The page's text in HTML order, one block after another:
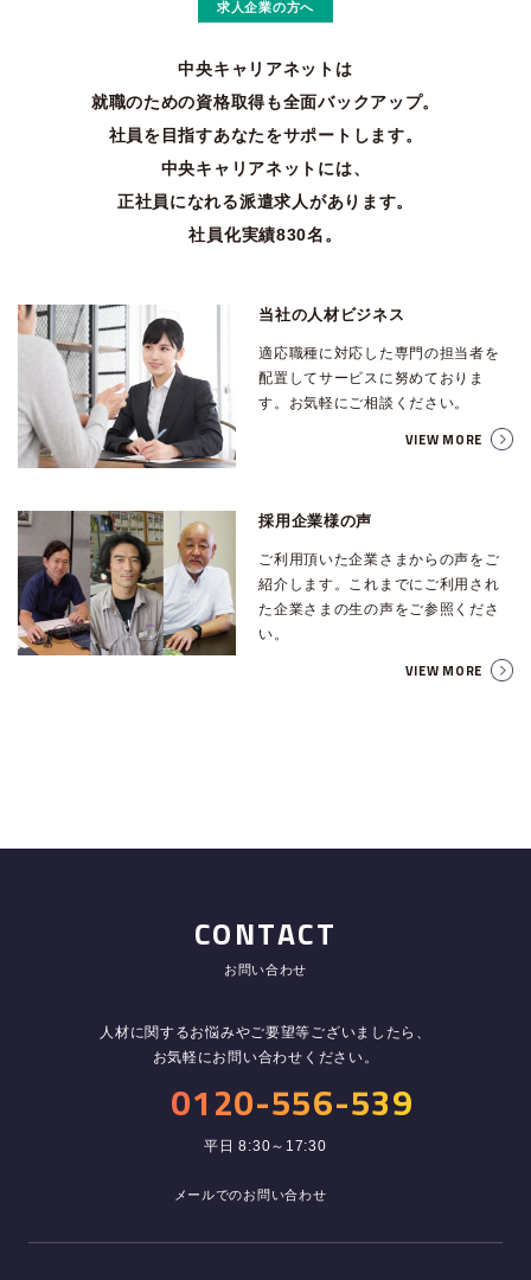
求人企業の方へ
中央キャリアネットは
就職のための資格取得も全面バックアップ。
社員を目指すあなたをサポートします。
中央キャリアネットには、
正社員になれる派遣求人があります。
社員化実績830名。
当社の人材ビジネス
適応職種に対応した専門の担当者を
配置してサービスに努めておりま
す。お気軽にご相談ください。
VIEW MORE
採用企業様の声
ご利用頂いた企業さまからの声をご
紹介します。これまでにご利用され
た企業さまの生の声をご参照くださ
い。
VIEW MORE
CONTACT
お問い合わせ
人材に関するお悩みやご要望等ございましたら、
お気軽にお問い合わせください。
0120-556-539
平日 8:30～17:30
メールでのお問い合わせ